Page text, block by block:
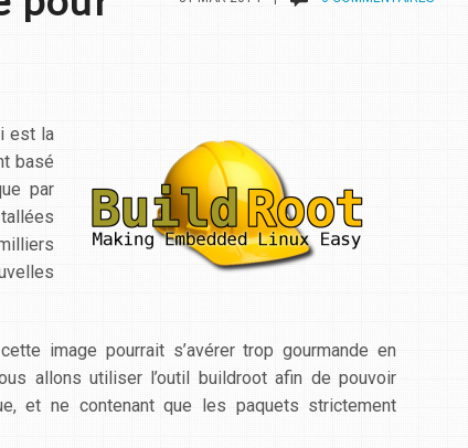
est la
basé
par
image pourrait s’avérer trop gourmande en
allons utiliser l’outil buildroot afin de pouvoir
et ne contenant que les paquets strictement